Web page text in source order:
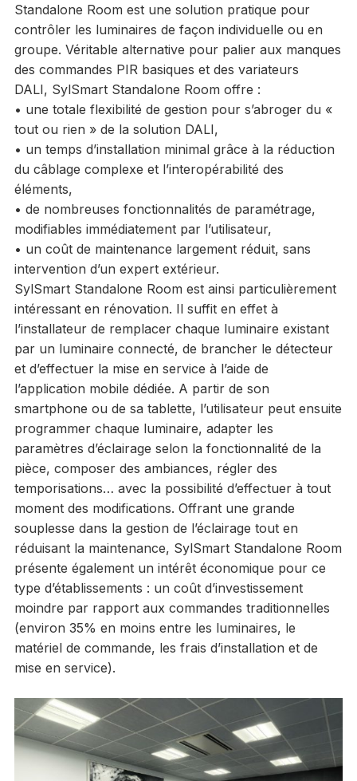
Standalone Room est une solution pratique pour
contrôler les luminaires de façon individuelle ou en
groupe. Véritable alternative pour palier aux manques
des commandes PIR basiques et des variateurs
DALI, SylSmart Standalone Room offre :
• une totale flexibilité de gestion pour s’abroger du «
tout ou rien » de la solution DALI,
• un temps d’installation minimal grâce à la réduction
du câblage complexe et l’interopérabilité des
éléments,
• de nombreuses fonctionnalités de paramétrage,
modifiables immédiatement par l’utilisateur,
• un coût de maintenance largement réduit, sans
intervention d’un expert extérieur.
SylSmart Standalone Room est ainsi particulièrement
intéressant en rénovation. Il suffit en effet à
l’installateur de remplacer chaque luminaire existant
par un luminaire connecté, de brancher le détecteur
et d’effectuer la mise en service à l’aide de
l’application mobile dédiée. A partir de son
smartphone ou de sa tablette, l’utilisateur peut ensuite
programmer chaque luminaire, adapter les
paramètres d’éclairage selon la fonctionnalité de la
pièce, composer des ambiances, régler des
temporisations… avec la possibilité d’effectuer à tout
moment des modifications. Offrant une grande
souplesse dans la gestion de l’éclairage tout en
réduisant la maintenance, SylSmart Standalone Room
présente également un intérêt économique pour ce
type d’établissements : un coût d’investissement
moindre par rapport aux commandes traditionnelles
(environ 35% en moins entre les luminaires, le
matériel de commande, les frais d’installation et de
mise en service).